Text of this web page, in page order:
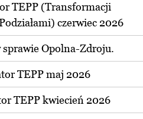
TEPP (Transformacji
czerwiec 2026
sprawie Opolna-Zdroju.
TEPP maj 2026
TEPP kwiecień 2026